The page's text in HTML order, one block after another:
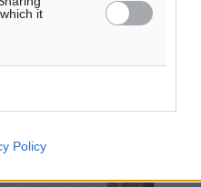
it
Policy
ότι έχει
των εισιτηρίων για